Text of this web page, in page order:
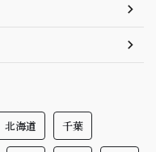
北海道 千葉